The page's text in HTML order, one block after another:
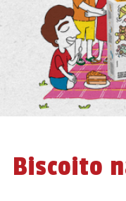
Biscoito